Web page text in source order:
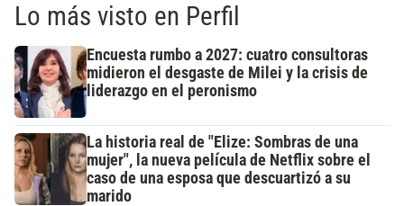
Lo más visto en Perfil
Encuesta rumbo a 2027: cuatro consultoras
midieron el desgaste de Milei y la crisis de
liderazgo en el peronismo
La historia real de "Elize: Sombras de una
mujer", la nueva película de Netflix sobre el
caso de una esposa que descuartizó a su
marido